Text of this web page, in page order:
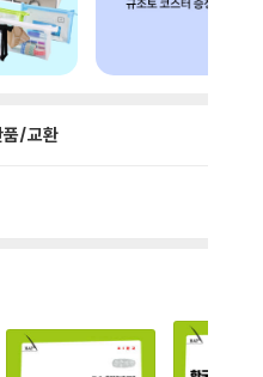
/교환